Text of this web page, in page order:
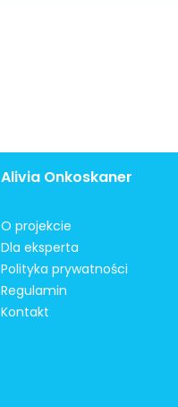
Alivia Onkoskaner
O projekcie
Dla eksperta
Polityka prywatności
Regulamin
Kontakt